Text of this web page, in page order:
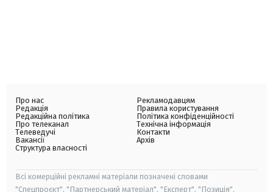
Про нас
Редакція
Редакційна політика
Про телеканал
Телеведучі
Вакансії
Структура власності
Рекламодавцям
Правила користування
Політика конфіденційності
Технічна інформація
Контакти
Архів
Всі комерційні рекламні матеріали позначені словами
"Спецпроєкт", "Партнерський матеріал", "Експерт", "Позиція".